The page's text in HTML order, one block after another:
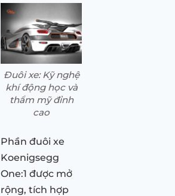
Đuôi xe: Kỹ nghệ
khí động học và
thẩm mỹ đỉnh
cao
Phần đuôi xe
Koenigsegg
One:1 được mở
rộng, tích hợp